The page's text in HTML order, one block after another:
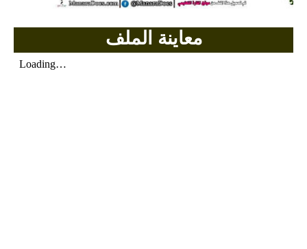
بحوث اللغة الفرنسية
بحوث اللغة الانجليزية
معاينة الملف